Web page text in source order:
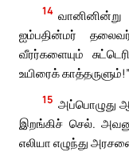
14
ஐம்பதின்மர்
வீரர்களையும்
உயிரைக்
15 அப்பொழுது
இறங்கிச் செல்.
எலியா எழுந்து